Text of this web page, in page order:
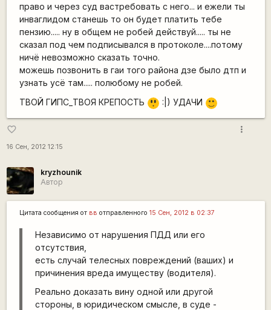
право и через суд вастребовать с него... и ежели ты
инваглидом станешь то он будет платить тебе
пензию..... ну в общем не робей действуй..... ты не
сказал под чем подписывался в протоколе....потому
ничё невозможно сказать точно.
можешь позвонить в гаи того района дзе было дтп и
узнать усё там..... полюбому не робей.
ТВОЙ ГИПС_ТВОЯ КРЕПОСТЬ
=8
O
:|) УДАЧИ :)
favorite_border
16 Сен, 2012 12:15
more_vert
kryzhounik
Автор
Цитата сообщения от вв отправленного 15 Сен, 2012 в 02:37
Независимо от нарушения ПДД или его
отсутствия,
есть случай телесных повреждений (ваших) и
причинения вреда имуществу (водителя).
Реально доказать вину одной или другой
стороны, в юридическом смысле, в суде -